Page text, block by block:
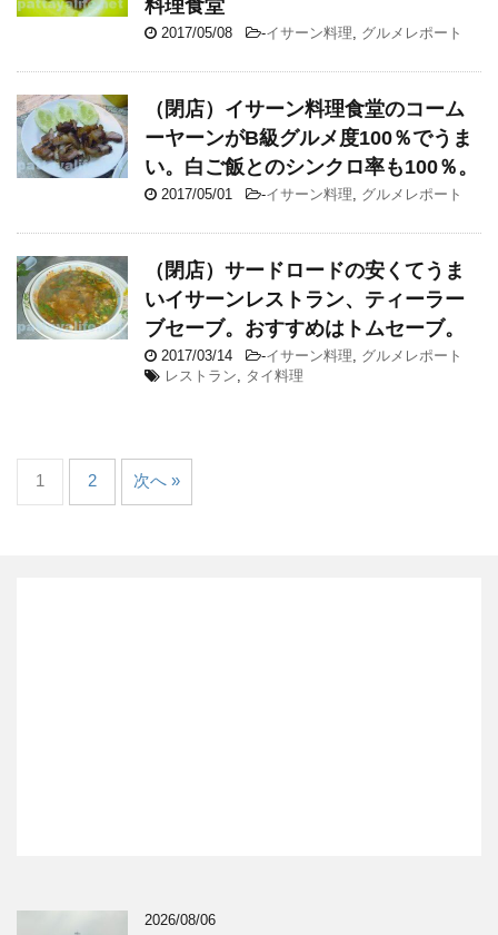
料理食堂
2017/05/08 -イサーン料理 グルメレポート
（閉店）イサーン料理食堂のコーム
ーヤーンがB級グルメ度100％でうま
い。白ご飯とのシンクロ率も100％。
2017/05/01 -イサーン料理 グルメレポート
（閉店）サードロードの安くてうま
いイサーンレストラン、ティーラー
ブセーブ。おすすめはトムセーブ。
2017/03/14 -イサーン料理
グルメレポート
レストラン
タイ料理
1 2 次へ »
2026/08/06